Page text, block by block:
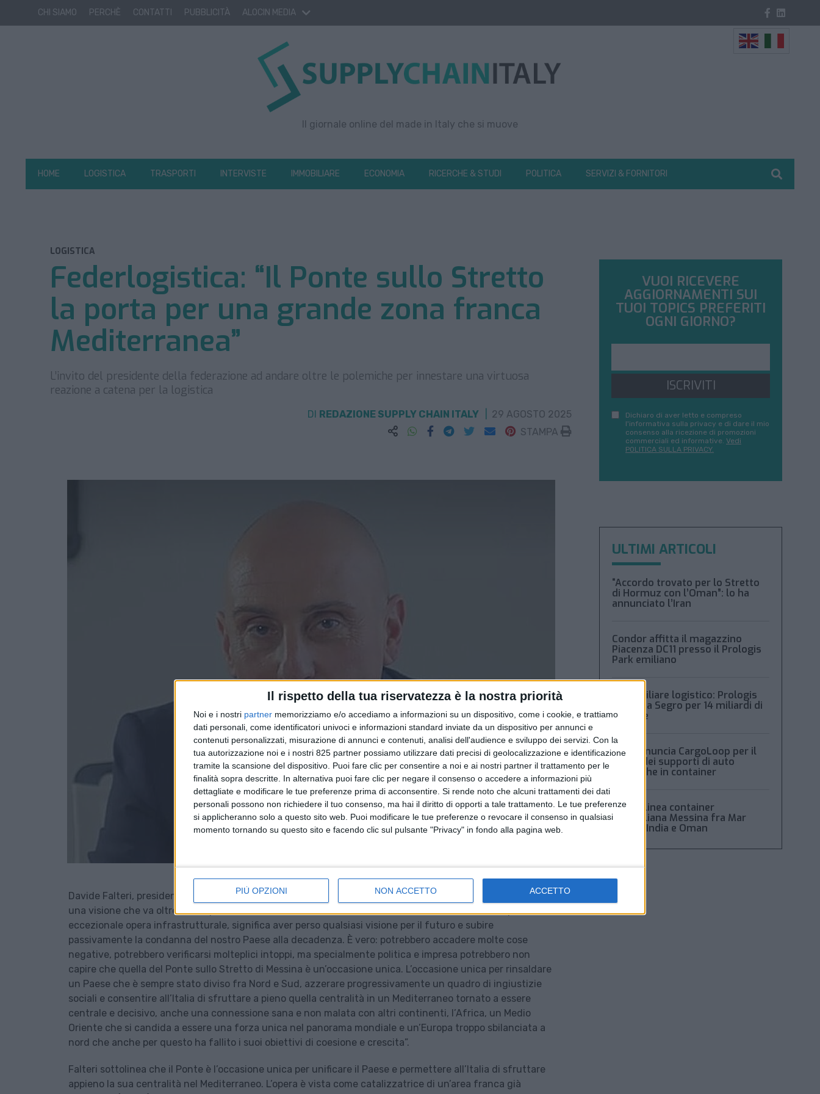
Il rispetto della tua riservatezza è la nostra priorità
Noi e i nostri partner memorizziamo e/o accediamo a informazioni su un dispositivo, come i cookie, e trattiamo
dati personali, come identificatori univoci e informazioni standard inviate da un dispositivo per annunci e
contenuti personalizzati, misurazione di annunci e contenuti, analisi dell'audience e sviluppo dei servizi. Con la
tua autorizzazione noi e i nostri 825 partner possiamo utilizzare dati precisi di geolocalizzazione e identificazione
tramite la scansione del dispositivo. Puoi fare clic per consentire a noi e ai nostri partner il trattamento per le
finalità sopra descritte. In alternativa puoi fare clic per negare il consenso o accedere a informazioni più
dettagliate e modificare le tue preferenze prima di acconsentire. Si rende noto che alcuni trattamenti dei dati
personali possono non richiedere il tuo consenso, ma hai il diritto di opporti a tale trattamento. Le tue preferenze
si applicheranno solo a questo sito web. Puoi modificare le tue preferenze o revocare il consenso in qualsiasi
momento tornando su questo sito e facendo clic sul pulsante "Privacy" in fondo alla pagina web.
PIÙ OPZIONI NON ACCETTO ACCETTO
CHI SIAMO PERCHÈ CONTATTI PUBBLICITÀ ALOCIN MEDIA
Il giornale online del made in Italy che si muove
HOME LOGISTICA TRASPORTI INTERVISTE IMMOBILIARE ECONOMIA RICERCHE & STUDI POLITICA SERVIZI & FORNITORI
LOGISTICA
Federlogistica: “Il Ponte sullo Stretto
la porta per una grande zona franca
Mediterranea”
L’invito del presidente della federazione ad andare oltre le polemiche per innestare una virtuosa
reazione a catena per la logistica
DI REDAZIONE SUPPLY CHAIN ITALY
29 AGOSTO 2025
STAMPA
Davide Falteri, presidente di Federlogistica, interviene nel dibattito sul Ponte sullo Stretto proponendo
una visione che va oltre la semplice infrastruttura: “Guardare al Ponte sullo Stretto come a una pur
eccezionale opera infrastrutturale, significa aver perso qualsiasi visione per il futuro e subire
passivamente la condanna del nostro Paese alla decadenza. È vero: potrebbero accadere molte cose
negative, potrebbero verificarsi molteplici intoppi, ma specialmente politica e impresa potrebbero non
capire che quella del Ponte sullo Stretto di Messina è un’occasione unica. L’occasione unica per rinsaldare
un Paese che è sempre stato diviso fra Nord e Sud, azzerare progressivamente un quadro di ingiustizie
sociali e consentire all’Italia di sfruttare a pieno quella centralità in un Mediterraneo tornato a essere
centrale e decisivo, anche una connessione sana e non malata con altri continenti, l’Africa, un Medio
Oriente che si candida a essere una forza unica nel panorama mondiale e un’Europa troppo sbilanciata a
nord che anche per questo ha fallito i suoi obiettivi di coesione e crescita”.
Falteri sottolinea che il Ponte è l’occasione unica per unificare il Paese e permettere all’Italia di sfruttare
appieno la sua centralità nel Mediterraneo. L’opera è vista come catalizzatrice di un’area franca già
VUOI RICEVERE
AGGIORNAMENTI SUI
TUOI TOPICS PREFERITI
OGNI GIORNO?
ISCRIVITI
Dichiaro di aver letto e compreso
l'informativa sulla privacy e di dare il mio
consenso alla ricezione di promozioni
commerciali ed informative. Vedi
POLITICA SULLA PRIVACY.
ULTIMI ARTICOLI
“Accordo trovato per lo Stretto
di Hormuz con l’Oman”: lo ha
annunciato l’Iran
Condor affitta il magazzino
Piacenza DC11 presso il Prologis
Park emiliano
Immobiliare logistico: Prologis
acquista Segro per 14 miliardi di
sterline
Msc denuncia CargoLoop per il
crollo dei supporti di auto
elettriche in container
Nuova linea container
dell’italiana Messina fra Mar
Rosso, India e Oman